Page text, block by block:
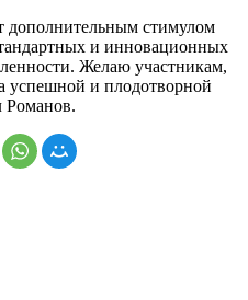
стимулом
и инновационных
Желаю участникам,
успешной и плодотворной
Романов.